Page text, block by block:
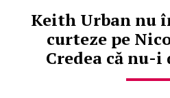
Keith Urban nu
curteze pe
Credea că nu-